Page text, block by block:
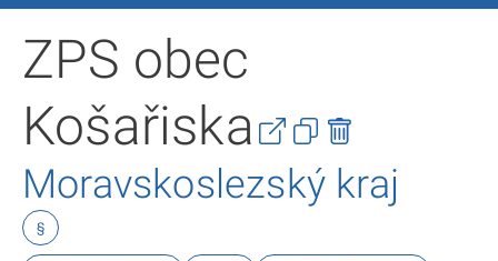
ZPS obec
Košařiska
Moravskoslezský kraj
§